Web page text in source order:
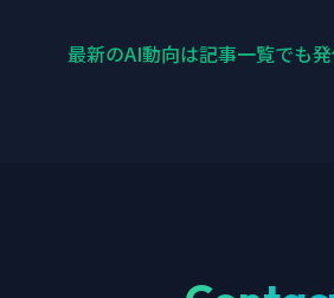
最新のAI動向は記事一覧でも